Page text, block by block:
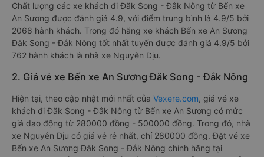
Chất lượng các xe khách đi Đăk Song - Đắk Nông từ Bến xe
An Sương được đánh giá 4.9, với điểm trung bình là 4.9/5 bởi
2068 hành khách. Trong đó hãng xe khách Bến xe An Sương
Đăk Song - Đắk Nông tốt nhất tuyến được đánh giá 4.9/5 bởi
762 hành khách là nhà xe Nguyên Dịu.
2. Giá vé xe Bến xe An Sương Đăk Song - Đắk Nông
Hiện tại, theo cập nhật mới nhất của Vexere.com, giá vé xe
khách đi Đăk Song - Đắk Nông từ Bến xe An Sương có mức
giá dao động từ 280000 đồng - 500000 đồng. Trong đó, nhà
xe Nguyên Dịu có giá vé rẻ nhất, chỉ 280000 đồng. Đặt vé xe
Bến xe An Sương Đăk Song - Đắk Nông chính hãng tại